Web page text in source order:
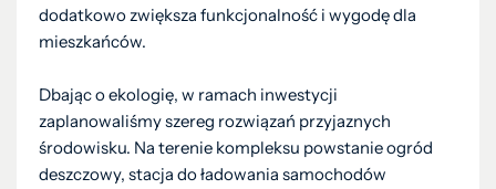
dodatkowo zwiększa funkcjonalność i wygodę dla
mieszkańców.
Dbając o ekologię, w ramach inwestycji
zaplanowaliśmy szereg rozwiązań przyjaznych
środowisku. Na terenie kompleksu powstanie ogród
deszczowy, stacja do ładowania samochodów